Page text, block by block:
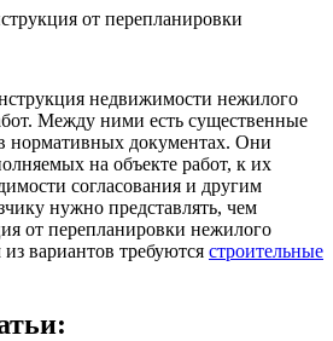
недвижимости нежилого
Между ними есть существенные
нормативных документах. Они
на объекте работ, к их
согласования и другим
нужно представлять, чем
от перепланировки нежилого
вариантов требуются строительные